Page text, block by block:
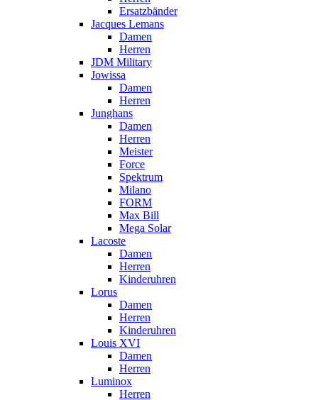
Ersatzbänder
Jacques Lemans
Damen
Herren
JDM Military
Jowissa
Damen
Herren
Junghans
Damen
Herren
Meister
Force
Spektrum
Milano
FORM
Max Bill
Mega Solar
Lacoste
Damen
Herren
Kinderuhren
Lorus
Damen
Herren
Kinderuhren
Louis XVI
Damen
Herren
Luminox
Herren